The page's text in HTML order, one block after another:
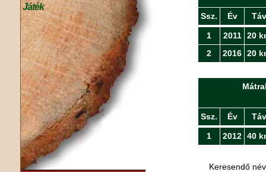
Játék
Ssz. Év Táv
1 2011 20
2
2016 20
Ssz. Év Táv
1 2012 40
Keresendő